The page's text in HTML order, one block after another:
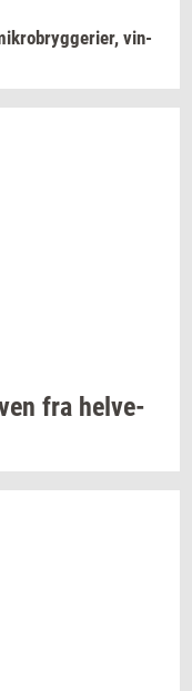
vin­
fra hel­ve­